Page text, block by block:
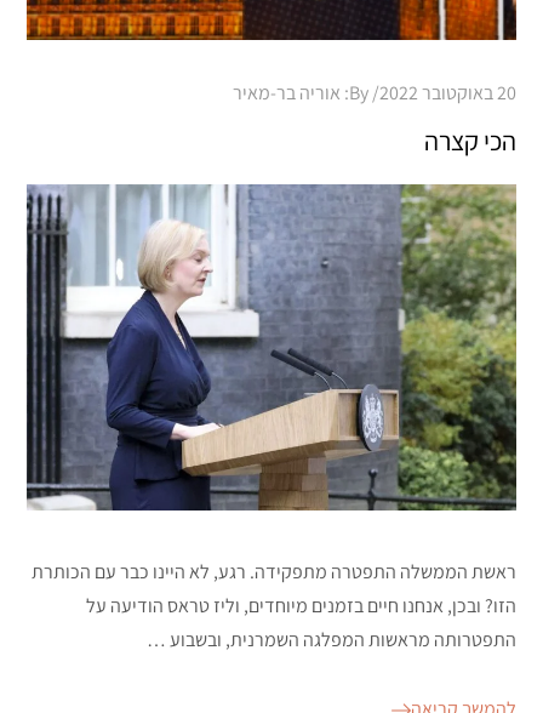
Posted
20 באוקטובר 2022 By: אוריה בר-מאיר
הכי קצרה
ראשת הממשלה התפטרה מתפקידה. רגע, לא היינו כבר עם הכותרת
הזו? ובכן, אנחנו חיים בזמנים מיוחדים, וליז טראס הודיעה על
התפטרותה מראשות המפלגה השמרנית, ובשבוע …